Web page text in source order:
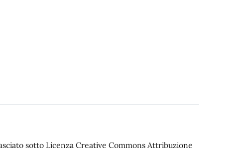
sotto Licenza Creative Commons Attribuzione